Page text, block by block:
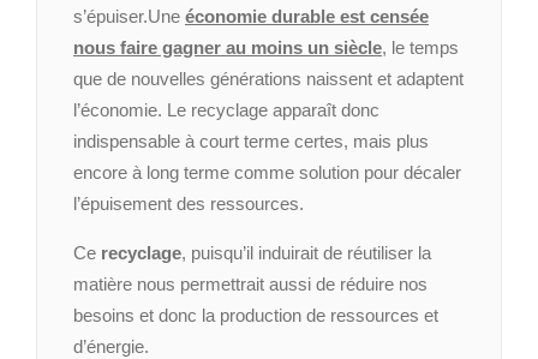
s’épuiser.Une économie durable est censée
nous faire gagner au moins un siècle, le temps
que de nouvelles générations naissent et adaptent
l’économie. Le recyclage apparaît donc
indispensable à court terme certes, mais plus
encore à long terme comme solution pour décaler
l’épuisement des ressources.
Ce recyclage, puisqu’il induirait de réutiliser la
matière nous permettrait aussi de réduire nos
besoins et donc la production de ressources et
d’énergie.